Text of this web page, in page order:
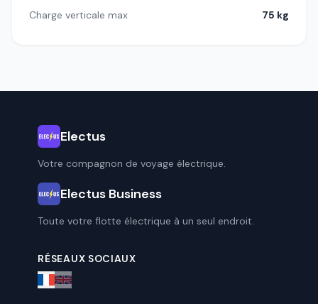
Charge verticale max 75 kg
Electus
Votre compagnon de voyage électrique.
Electus Business
Toute votre flotte électrique à un seul endroit.
RÉSEAUX SOCIAUX